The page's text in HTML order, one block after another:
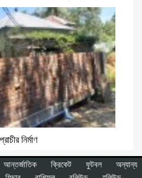
নির্মাণ
আন্তর্জাতিক ক্রিকেট ফুটবল
অন্যান্য